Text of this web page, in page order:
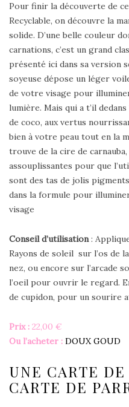
Pour finir la découverte de
Recyclable, on découvre la
solide. D’une belle couleur
carnations, c’est un grand
présenté ici dans sa version
soyeuse dépose un léger
de votre visage pour
lumière. Mais qui a t’il
de coco, aux vertus
bien à votre peau tout en la
trouve de la cire de
assouplissantes pour que
sont des tas de jolis
dans la formule pour
visage
Conseil d’utilisation:
Rayons de soleil sur l’os de
nez, ou encore sur l’arcade
l’oeil pour ouvrir le regard.
de cupidon, pour un sourire
Prix : 22,00 €
Ou l’acheter : DOUX GOUD
UNE CARTE
CARTE DE